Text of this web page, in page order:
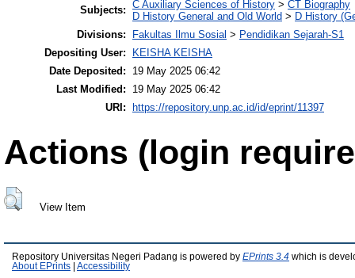
Subjects: C Auxiliary Sciences of History > CT Biography
D History General and Old World > D History
Divisions:
Fakultas Ilmu Sosial > Pendidikan Sejarah-S1
Depositing User:
KEISHA KEISHA
Date Deposited:
19 May 2025 06:42
Last Modified:
19 May 2025 06:42
URI:
https://repository.unp.ac.id/id/eprint/11397
Actions (login
View Item
Repository Universitas Negeri Padang is powered by EPrints 3.4 which is
About EPrints
Accessibility